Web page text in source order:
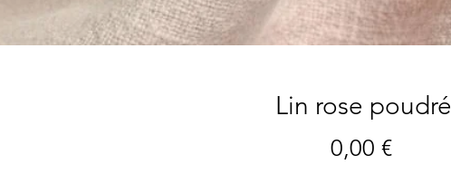
Lin rose poudré
0,00 €Prix